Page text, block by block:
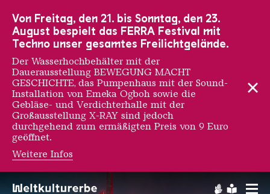
Von Freitag, den 21. bis Sonntag, den 23.
August bespielt das FERRA Festival mit
Techno unser gesamtes Freilichtgelände.
Der Wasserhochbehälter mit der
Dauerausstellung BEWEGUNG MACHT
GESCHICHTE, das Pumpenhaus mit der Sound-
Installation von Emeka Ogboh sowie die
Gebläse- und Verdichterhalle mit der
Großausstellung X-RAY sind jedoch
durchgehend zum ermäßigten Preis von 9 Euro
geöffnet.
Weitere Infos